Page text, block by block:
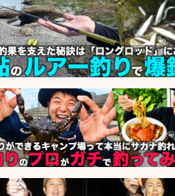
釣り具/評価・テスト・実験/釣り
部品・工業用部品メーカー/Excel
会社名 株式会社スタッフサービス
sponsored by 求人ボッ
大手釣り具メーカー 電動リール
械設計/NX/44万～
会社名
パーソル エクセル HRパートナ
ーズ株式会社
sponsored by 求人ボック